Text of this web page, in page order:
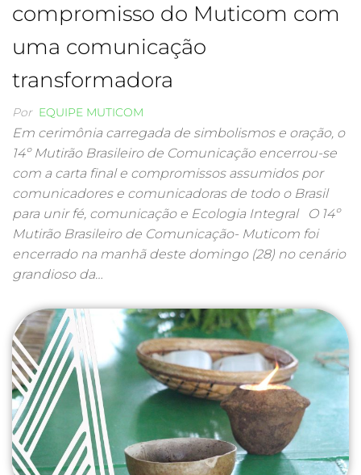
compromisso do Muticom com
uma comunicação
transformadora
Por EQUIPE MUTICOM
Em cerimônia carregada de simbolismos e oração, o
14º Mutirão Brasileiro de Comunicação encerrou-se
com a carta final e compromissos assumidos por
comunicadores e comunicadoras de todo o Brasil
para unir fé, comunicação e Ecologia Integral O 14º
Mutirão Brasileiro de Comunicação- Muticom foi
encerrado na manhã deste domingo (28) no cenário
grandioso da…